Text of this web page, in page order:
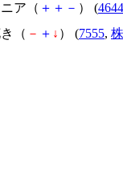
ア（ ＋ ＋ － ） (4644
（ － ＋ ↓ ） (7555,